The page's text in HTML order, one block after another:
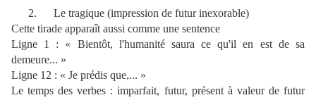
2.
Le tragique (impression de futur inexorable)
Cette tirade apparaît aussi comme une sentence
Ligne 1 : « Bientôt, l'humanité saura ce qu'il en est de sa
demeure... »
Ligne 12 : « Je prédis que,... »
Le temps des verbes : imparfait, futur, présent à valeur de futur